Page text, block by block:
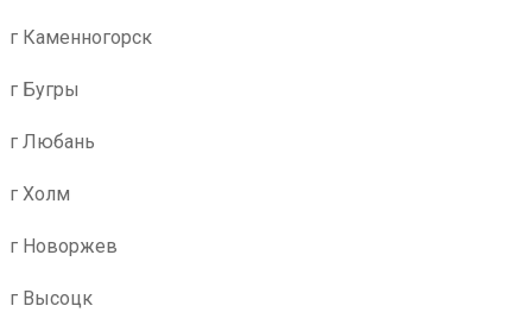
г Каменногорск
г Бугры
г Любань
г Холм
г Новоржев
г Высоцк